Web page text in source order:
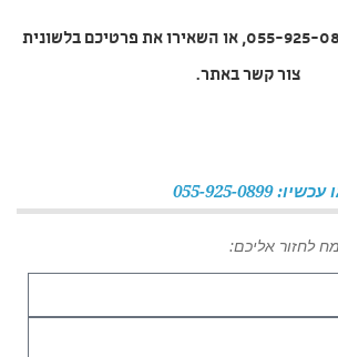
צרו קשר בטלפון 055-925-0899, או השאירו את פרטיכם בלשונית
צור קשר באתר.
925-0899
לחזור אליכם: